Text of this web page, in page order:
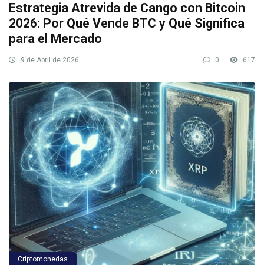
Estrategia Atrevida de Cango con Bitcoin
2026: Por Qué Vende BTC y Qué Significa
para el Mercado
9 de Abril de 2026 0 617
Criptomonedas